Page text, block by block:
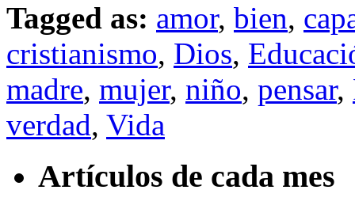
Tagged as: amor, bien,
cristianismo, Dios,
madre, mujer, niño, pensar,
verdad, Vida
Artículos de cada mes